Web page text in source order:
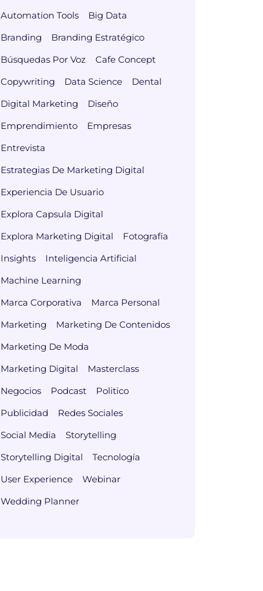
Automation Tools
Big Data
Branding
Branding Estratégico
Búsquedas Por Voz
Cafe Concept
Copywriting
Data Science
Dental
Digital Marketing
Diseño
Emprendimiento
Empresas
Entrevista
Estrategias De Marketing Digital
Experiencia De Usuario
Explora Capsula Digital
Explora Marketing Digital
Fotografía
Insights
Inteligencia Artificial
Machine Learning
Marca Corporativa
Marca Personal
Marketing
Marketing De Contenidos
Marketing De Moda
Marketing Digital
Masterclass
Negocios
Podcast
Politico
Publicidad
Redes Sociales
Social Media
Storytelling
Storytelling Digital
Tecnología
User Experience
Webinar
Wedding Planner